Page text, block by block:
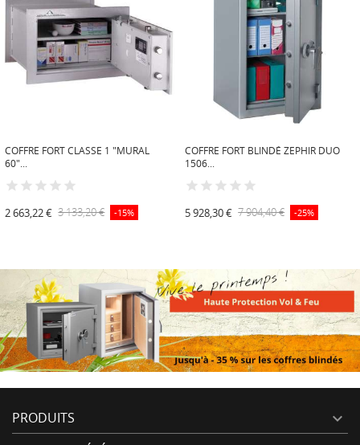
COFFRE FORT CLASSE 1 "MURAL
60"...
2 663,22 € 3 133,20 € -15%
COFFRE FORT BLINDÉ ZEPHIR DUO
1506...
5 928,30 € 7 904,40 € -25%
PRODUITS 